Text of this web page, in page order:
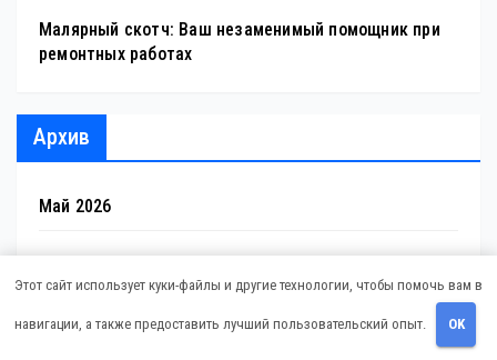
Малярный скотч: Ваш незаменимый помощник при
ремонтных работах
Архив
Май 2026
Март 2025
Этот сайт использует куки-файлы и другие технологии, чтобы помочь вам в
навигации, а также предоставить лучший пользовательский опыт. OK